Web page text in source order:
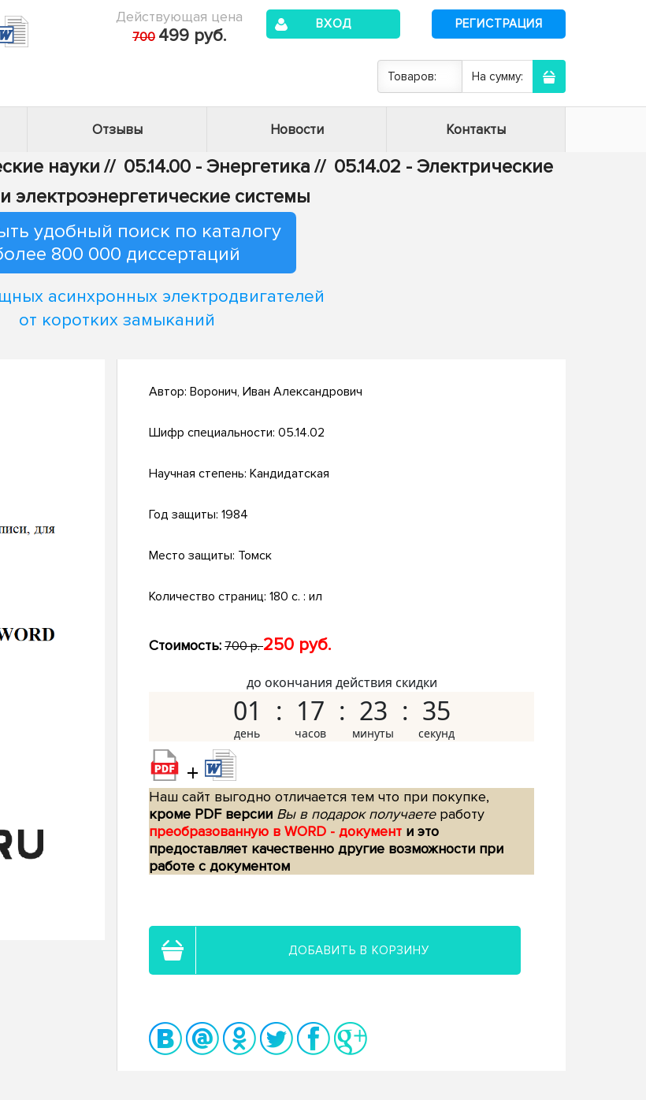
Действующая цена
700 499 руб.
ВХОД РЕГИСТРАЦИЯ
Товаров: На сумму:
Отзывы Новости Контакты
науки // 05.14.00 - Энергетика // 05.14.02 - Электрические
электроэнергетические системы
удобный поиск по каталогу
800 000 диссертаций
асинхронных электродвигателей
от коротких замыканий
Автор: Воронич, Иван Александрович
Шифр специальности: 05.14.02
Научная степень: Кандидатская
Год защиты: 1984
Место защиты: Томск
Количество страниц: 180 c. : ил
Стоимость: 700 р.250 руб.
до окончания действия скидки
01 17 23 34
+
Наш сайт выгодно отличается тем что при покупке,
кроме PDF версии Вы в подарок получаетеработу
преобразованную в WORD - документ и это
предоставляет качественно другие возможности при
работе с документом
ДОБАВИТЬ В КОРЗИНУ